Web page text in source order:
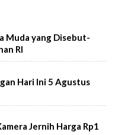
Muda yang Disebut-
RI
Hari Ini 5 Agustus
Jernih Harga Rp1